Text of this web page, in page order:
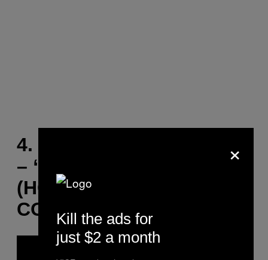
4. MELANIE THORNTON
– “WONDERFUL DREAM
(HOLIDAYS ARE
COMING)”
×
Kill the ads for
just $2 a month